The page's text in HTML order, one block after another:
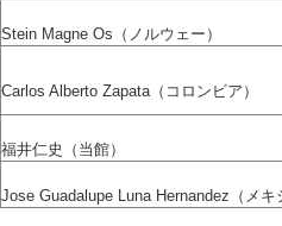
Stein Magne Os（ノルウェー）
Carlos Alberto Zapata（コロンビア）
福井仁史（当館）
Jose Guadalupe Luna Hernandez（メキ